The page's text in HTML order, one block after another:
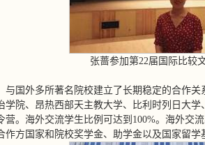
张蔷参加第22届国际比较
与国外多所著名院校建立了长期稳定的合作
学院、昂热西部天主教大学、比利时列日大
。海外交流学生比例可达到100%。海外交
方国家和院校奖学金、助学金以及国家留